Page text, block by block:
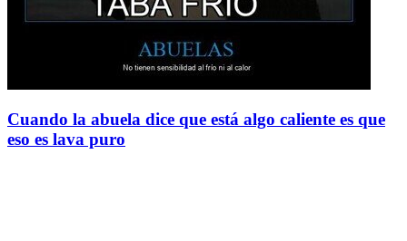
Cuando la abuela dice que está algo caliente es que
eso es lava puro